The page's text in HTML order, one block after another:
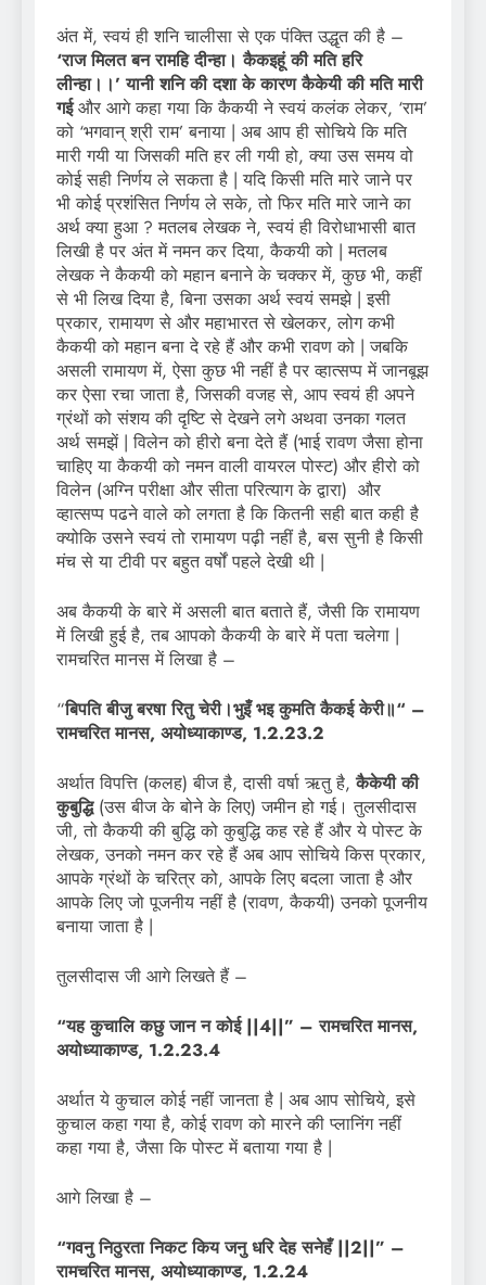
अंत में, स्वयं ही शनि चालीसा से एक पंक्ति उद्धृत की है –
‘राज मिलत बन रामहि दीन्हा। कैकइहूं की मति हरि
लीन्हा।।’ यानी शनि की दशा के कारण कैकेयी की मति मारी
गईऔर आगे कहा गया कि कैकयी ने स्वयं कलंक लेकर, ‘राम’
को ‘भगवान् श्री राम’ बनाया | अब आप ही सोचिये कि मति
मारी गयी या जिसकी मति हर ली गयी हो, क्या उस समय वो
कोई सही निर्णय ले सकता है | यदि किसी मति मारे जाने पर
भी कोई प्रशंसित निर्णय ले सके, तो फिर मति मारे जाने का
अर्थ क्या हुआ ? मतलब लेखक ने, स्वयं ही विरोधाभासी बात
लिखी है पर अंत में नमन कर दिया, कैकयी को | मतलब
लेखक ने कैकयी को महान बनाने के चक्कर में, कुछ भी, कहीं
से भी लिख दिया है, बिना उसका अर्थ स्वयं समझे | इसी
प्रकार, रामायण से और महाभारत से खेलकर, लोग कभी
कैकयी को महान बना दे रहे हैं और कभी रावण को | जबकि
असली रामायण में, ऐसा कुछ भी नहीं है पर व्हात्सप्प में जानबूझ
कर ऐसा रचा जाता है, जिसकी वजह से, आप स्वयं ही अपने
ग्रंथों को संशय की दृष्टि से देखने लगे अथवा उनका गलत
अर्थ समझें | विलेन को हीरो बना देते हैं (भाई रावण जैसा होना
चाहिए या कैकयी को नमन वाली वायरल पोस्ट) और हीरो को
विलेन (अग्नि परीक्षा और सीता परित्याग के द्वारा) और
व्हात्सप्प पढने वाले को लगता है कि कितनी सही बात कही है
क्योकि उसने स्वयं तो रामायण पढ़ी नहीं है, बस सुनी है किसी
मंच से या टीवी पर बहुत वर्षों पहले देखी थी |
अब कैकयी के बारे में असली बात बताते हैं, जैसी कि रामायण
में लिखी हुई है, तब आपको कैकयी के बारे में पता चलेगा |
रामचरित मानस में लिखा है –
“बिपति बीजु बरषा रितु चेरी।भुइँ भइ कुमति कैकई केरी॥“ –
रामचरित मानस, अयोध्याकाण्ड, 1.2.23.2
अर्थात विपत्ति (कलह) बीज है, दासी वर्षा ऋतु है,कैकेयी की
कुबुद्धि(उस बीज के बोने के लिए) जमीन हो गई। तुलसीदास
जी, तो कैकयी की बुद्धि को कुबुद्धि कह रहे हैं और ये पोस्ट के
लेखक, उनको नमन कर रहे हैं अब आप सोचिये किस प्रकार,
आपके ग्रंथों के चरित्र को, आपके लिए बदला जाता है और
आपके लिए जो पूजनीय नहीं है (रावण, कैकयी) उनको पूजनीय
बनाया जाता है |
तुलसीदास जी आगे लिखते हैं –
“यह कुचालि कछु जान न कोई ||4||” – रामचरित मानस,
अयोध्याकाण्ड, 1.2.23.4
अर्थात ये कुचाल कोई नहीं जानता है | अब आप सोचिये, इसे
कुचाल कहा गया है, कोई रावण को मारने की प्लानिंग नहीं
कहा गया है, जैसा कि पोस्ट में बताया गया है |
आगे लिखा है –
“गवनु निठुरता निकट किय जनु धरि देह सनेहँ||2||” –
रामचरित मानस, अयोध्याकाण्ड, 1.2.24